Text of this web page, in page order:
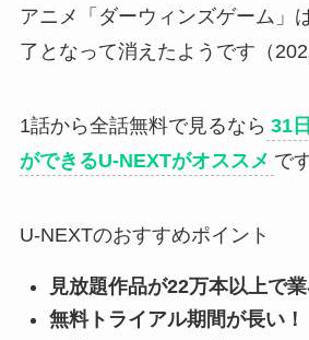
アニメ「ダーウィンズゲーム」
了となって消えたようです（
1話から全話無料で見るなら 31
ができるU-NEXTがオススメ で
U-NEXTのおすすめポイント
見放題作品が22万本以上で業
無料トライアル期間が長い！